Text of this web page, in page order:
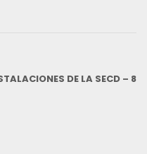
DE LA SECD – 8